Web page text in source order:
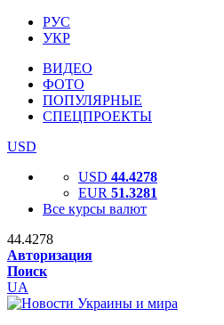
РУС
УКР
ВИДЕО
ФОТО
ПОПУЛЯРНЫЕ
СПЕЦПРОЕКТЫ
USD
USD 44.4278
EUR 51.3281
Все курсы валют
44.4278
Авторизация
Поиск
UA